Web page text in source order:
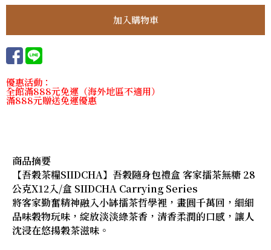
優惠活動：
全館滿888元免運（海外地區不適用）
滿888元贈送免運優惠
商品摘要
【吾穀茶糧SIIDCHA】吾穀隨身包禮盒 客家擂茶無糖 28
公克X12入/盒 SIIDCHA Carrying Series
將客家勤奮精神融入小缽擂茶哲學裡，畫圓千萬回，細細
品味穀物玩味，綻放淡淡綠茶香，清香柔潤的口感，讓人
沈浸在悠揚穀茶滋味。